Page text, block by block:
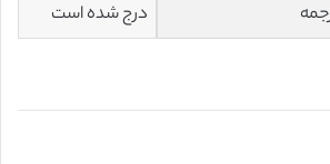
درج شده است